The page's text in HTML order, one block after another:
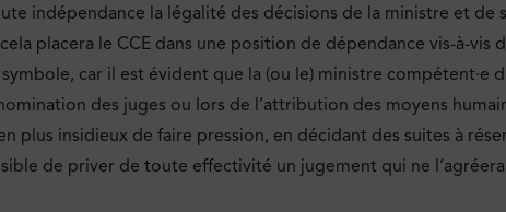
indépendance la légalité des décisions de la ministre et
placera le CCE dans une position de dépendance vis-à-
car il est évident que la (ou le) ministre
des juges ou lors de l’attribution des moyens
plus insidieux de faire pression, en décidant des suites à
de priver de toute effectivité un jugement qui ne